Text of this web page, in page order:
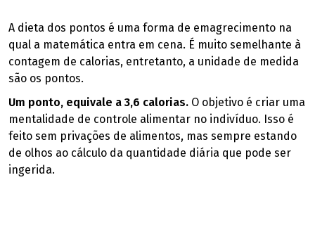
A dieta dos pontos é uma forma de emagrecimento na
qual a matemática entra em cena. É muito semelhante à
contagem de calorias, entretanto, a unidade de medida
são os pontos.
Um ponto, equivale a 3,6 calorias. O objetivo é criar uma
mentalidade de controle alimentar no indivíduo. Isso é
feito sem privações de alimentos, mas sempre estando
de olhos ao cálculo da quantidade diária que pode ser
ingerida.